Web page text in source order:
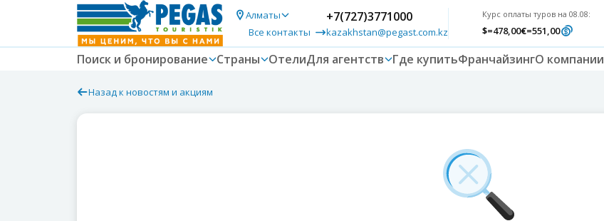
Алматы
Все контакты
+7(727)3771000
kazakhstan@pegast.com.kz
Курс оплаты туров на 08.08:
$=478,00€=551,00
Поиск и бронирование Страны ОтелиДля агентств Где купитьФранчайзингО компании
Назад к новостям и акциям